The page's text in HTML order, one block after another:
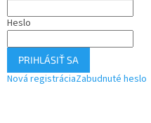
Heslo
PRIHLÁSIŤ SA
Nová registráciaZabudnuté heslo